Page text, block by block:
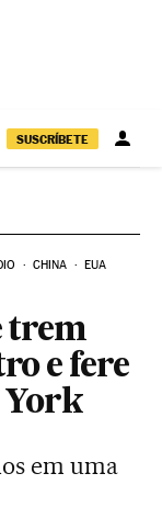
SUSCRÍBETE
CHINA EUA
trem
e fere
York
em uma